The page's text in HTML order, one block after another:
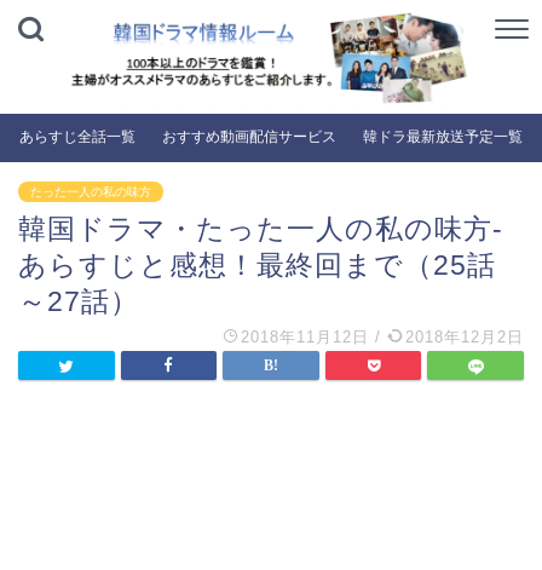
あらすじ全話一覧 おすすめ動画配信サービス 韓ドラ最新放送予定一覧
たった一人の私の味方
韓国ドラマ・たった一人の私の味方-
あらすじと感想！最終回まで（25話
～27話）
2018年11月12日 / 2018年12月2日